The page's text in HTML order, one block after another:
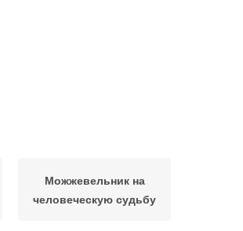
Можжевельник на
человеческую судьбу